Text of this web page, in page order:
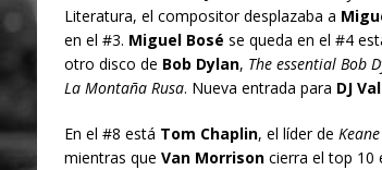
Literatura, el compositor desplazaba a
en el #3. Miguel Bosé se queda en el #4
otro disco de Bob Dylan, The essential Bob
La Montaña Rusa. Nueva entrada para DJ
En el #8 está Tom Chaplin, el líder de Keane
mientras que Van Morrisoncierra el top 10